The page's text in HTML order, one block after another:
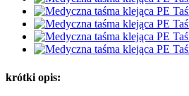
krótki opis: